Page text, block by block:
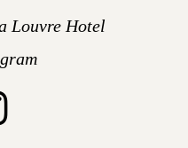
Louvre Hotel